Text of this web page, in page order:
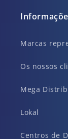
Marcas
Os nossos
Mega
Lokal
Centros de